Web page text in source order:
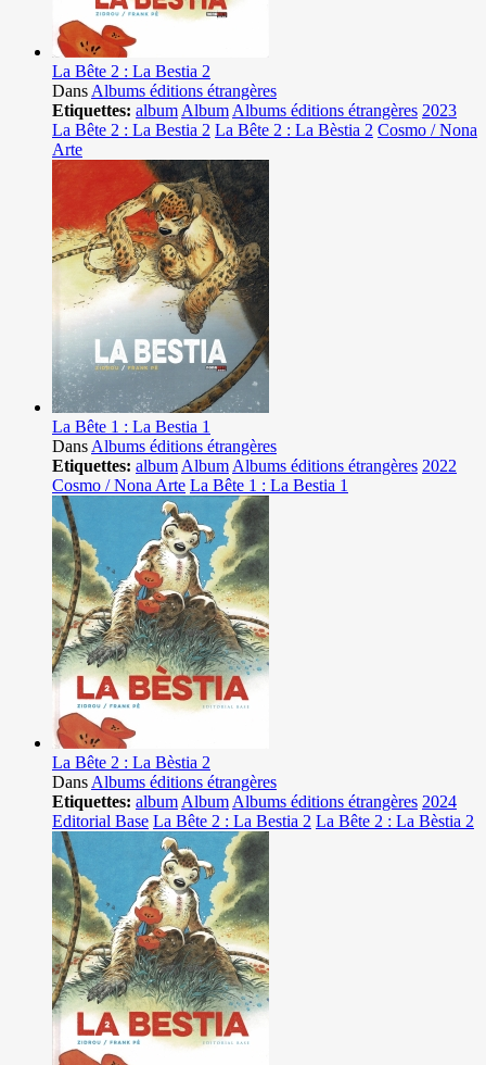
La Bête 2 : La Bestia 2
Dans Albums éditions étrangères
Etiquettes: album Album Albums éditions étrangères 2023
La Bête 2 : La Bestia 2 La Bête 2 : La Bèstia 2 Cosmo / Nona
Arte
La Bête 1 : La Bestia 1
Dans Albums éditions étrangères
Etiquettes: album Album Albums éditions étrangères 2022
Cosmo / Nona Arte La Bête 1 : La Bestia 1
La Bête 2 : La Bèstia 2
Dans Albums éditions étrangères
Etiquettes: album Album Albums éditions étrangères 2024
Editorial Base La Bête 2 : La Bestia 2 La Bête 2 : La Bèstia 2